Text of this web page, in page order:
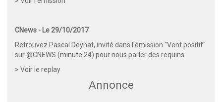
CNews - Le 29/10/2017
Retrouvez Pascal Deynat, invité dans l'émission "Vent positif"
sur @CNEWS (minute 24) pour nous parler des requins.
> Voir le replay
Annonce